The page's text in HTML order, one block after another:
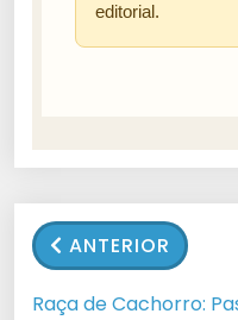
editorial.
ANTERIOR
Raça de Cachorro: